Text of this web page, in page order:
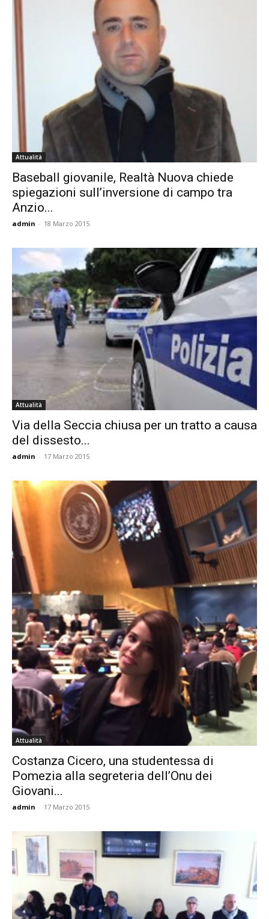
Attualità
Baseball giovanile, Realtà Nuova chiede
spiegazioni sull’inversione di campo tra
Anzio...
admin - 18 Marzo 2015
Attualità
Via della Seccia chiusa per un tratto a causa
del dissesto...
admin - 17 Marzo 2015
Attualità
Costanza Cicero, una studentessa di
Pomezia alla segreteria dell’Onu dei
Giovani...
admin - 17 Marzo 2015